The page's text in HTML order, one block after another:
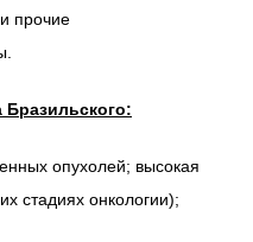
прочие
Бразильского:
опухолей; высокая
стадиях онкологии);